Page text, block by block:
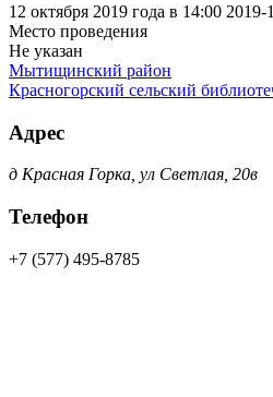
12 октября 2019 года в 14:00 2019-
Место проведения
Не указан
Мытищинский район
Красногорский сельский
Адрес
д Красная Горка, ул Светлая, 20в
Телефон
+7 (577) 495-8785